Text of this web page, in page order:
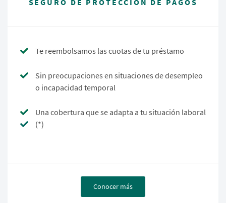
Te reembolsamos las cuotas de tu préstamo
Sin preocupaciones en situaciones de desempleo
o incapacidad temporal
Una cobertura que se adapta a tu situación laboral
(*)
Conocer más